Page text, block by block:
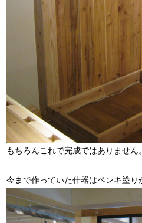
もちろんこれで完成ではありません
今まで作っていた什器はペンキ塗り